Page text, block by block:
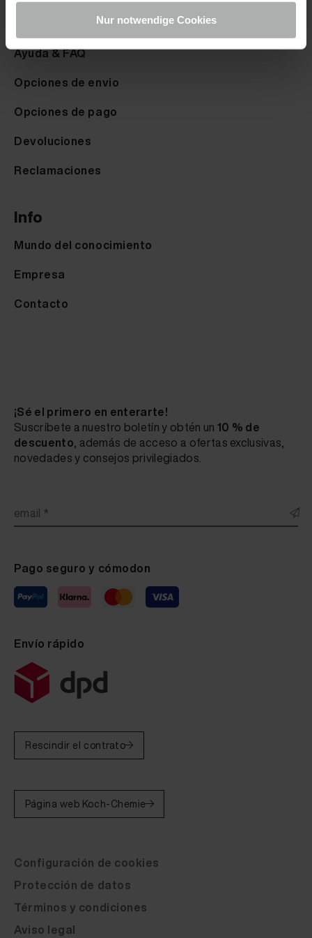
Nur notwendige Cookies
Derecho de desistimiento
Ayuda & FAQ
Opciones de envio
Opciones de pago
Devoluciones
Reclamaciones
Info
Mundo del conocimiento
Empresa
Contacto
¡Sé el primero en enterarte!
Suscríbete a nuestro boletín y obtén un 10 % de
descuento, además de acceso a ofertas exclusivas,
novedades y consejos privilegiados.
email *
Pago seguro y cómodon
Envío rápido
Rescindir el contrato
Página web Koch-Chemie
Configuración de cookies
Protección de datos
Términos y condiciones
Aviso legal